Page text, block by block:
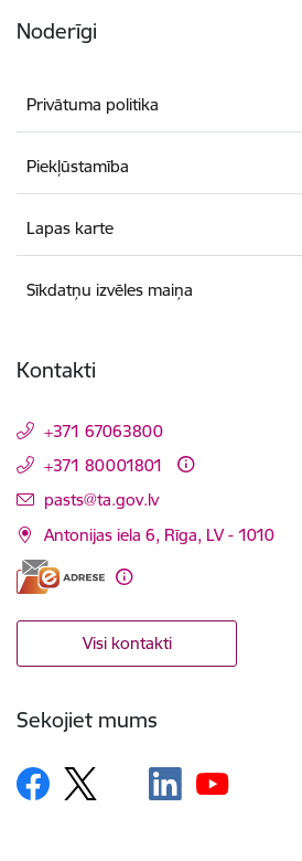
Noderīgi
Privātuma politika
Piekļūstamība
Lapas karte
Sīkdatņu izvēles maiņa
Kontakti
+371 67063800
+371 80001801
E-pasts:
pasts@ta.gov.lv
Antonijas iela 6, Rīga, LV - 1010
Visi kontakti
Sekojiet mums